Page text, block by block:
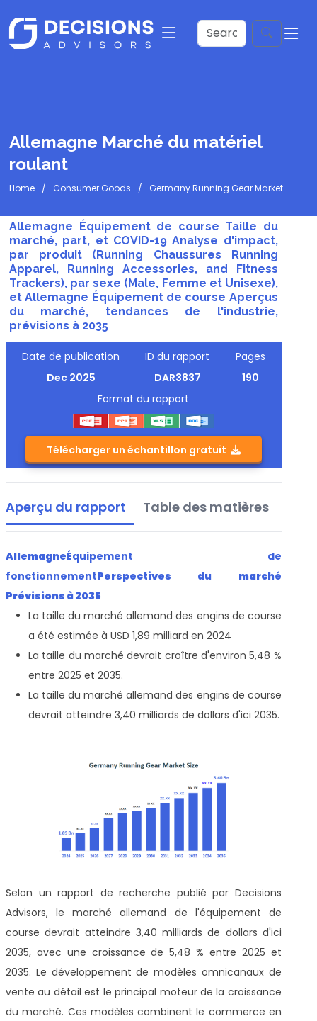
Allemagne Marché du matériel
roulant
Home Consumer Goods Germany Running Gear Market
Allemagne Équipement de course Taille du
marché, part, et COVID-19 Analyse d'impact,
par produit (Running Chaussures Running
Apparel, Running Accessories, and Fitness
Trackers), par sexe (Male, Femme et Unisexe),
et Allemagne Équipement de course Aperçus
du marché, tendances de l'industrie,
prévisions à 2035
Date de publication
Dec 2025
ID du rapport
DAR3837
Pages
190
Format du rapport
Télécharger un échantillon gratuit
Aperçu du rapport Table des matières
AllemagneÉquipement de
fonctionnementPerspectives du marché
Prévisions à 2035
La taille du marché allemand des engins de course
a été estimée à USD 1,89 milliard en 2024
La taille du marché devrait croître d'environ 5,48 %
entre 2025 et 2035.
La taille du marché allemand des engins de course
devrait atteindre 3,40 milliards de dollars d'ici 2035.
Selon un rapport de recherche publié par Decisions
Advisors, le marché allemand de l'équipement de
course devrait atteindre 3,40 milliards de dollars d'ici
2035, avec une croissance de 5,48 % entre 2025 et
2035. Le développement de modèles omnicanaux de
vente au détail est le principal moteur de la croissance
du marché. Ces modèles combinent le commerce en